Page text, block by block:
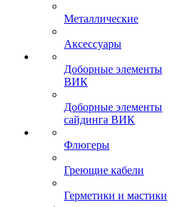
Металлические
Аксессуары
Доборные элементы
ВИК
Доборные элементы
сайдинга ВИК
Флюгеры
Греющие кабели
Герметики и мастики